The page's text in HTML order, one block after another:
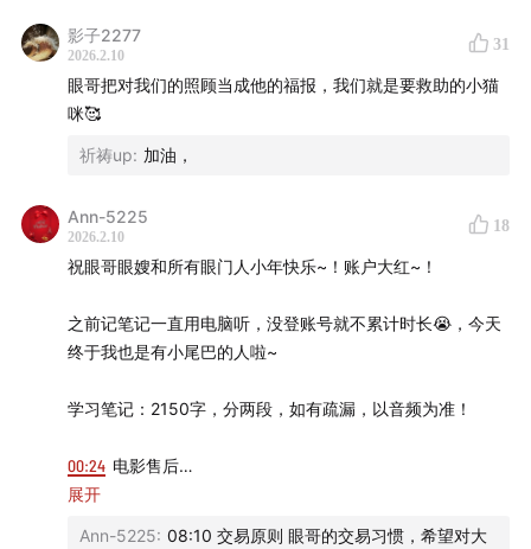
00:03:57 长飞光纤翻倍后的感悟与坚持
一月二十一号建仓的长飞光纤在短时间内实现了价格翻番，
这种在高位建仓却能获得巨额回报的经历确实令人振奋。将
收获也坚定了继续做好事和坚持播客节目的决心，未来会通
观察，陪伴大家共同成长。在变幻莫测的股市中，保持一颗
感恩和平常心尤为重要。
00:05:52 光纤板块止盈与中长线仓位调整
减仓操作是理性之选。除了与春节强相关的板块外，其他方
向由于缺乏资金关注，极易陷入阴跌状态。将短期博弈的资
前资产配置的核心逻辑。保持真实的交易记录，不盲目跟
管理规避无谓的资金损耗。
00:08:14
交易中最核心的竞争力在于心理优势的奠定。即便计划重仓
影子2277
2026.2.10
31
眼哥把对我们的照顾当成他的福报，我们就是要救助的小猫
咪🥰
祈祷up: 加油，
Ann-5225
2026.2.10
18
祝眼哥眼嫂和所有眼门人小年快乐~！账户大红~！
之前记笔记一直用电脑听，没登账号就不累计时长😭，今天
终于我也是有小尾巴的人啦~
学习笔记：2150字，分两段，如有疏漏，以音频为准！
00:24 电影售后
1、随着小年的到来，今天的大盘也出现了明确的方向，春节
展开
Ann-5225: 08:10 交易原则 眼哥的交易习惯，希望对大